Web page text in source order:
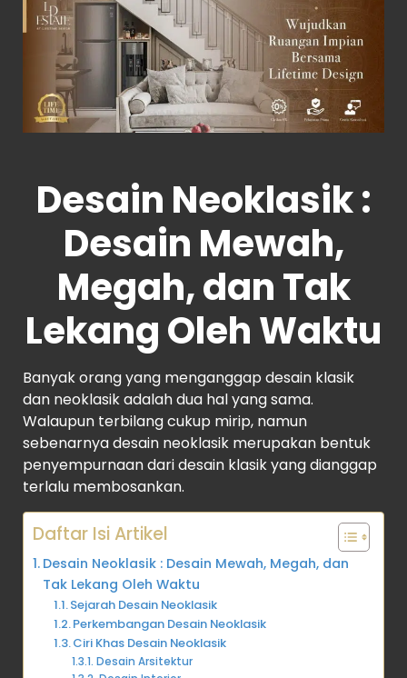
Desain Neoklasik :
Desain Mewah,
Megah, dan Tak
Lekang Oleh Waktu
Banyak orang yang menganggap desain klasik
dan neoklasik adalah dua hal yang sama.
Walaupun terbilang cukup mirip, namun
sebenarnya desain neoklasik merupakan bentuk
penyempurnaan dari desain klasik yang dianggap
terlalu membosankan.
Daftar Isi Artikel
Desain Neoklasik : Desain Mewah, Megah, dan
Tak Lekang Oleh Waktu
Sejarah Desain Neoklasik
Perkembangan Desain Neoklasik
Ciri Khas Desain Neoklasik
Desain Arsitektur